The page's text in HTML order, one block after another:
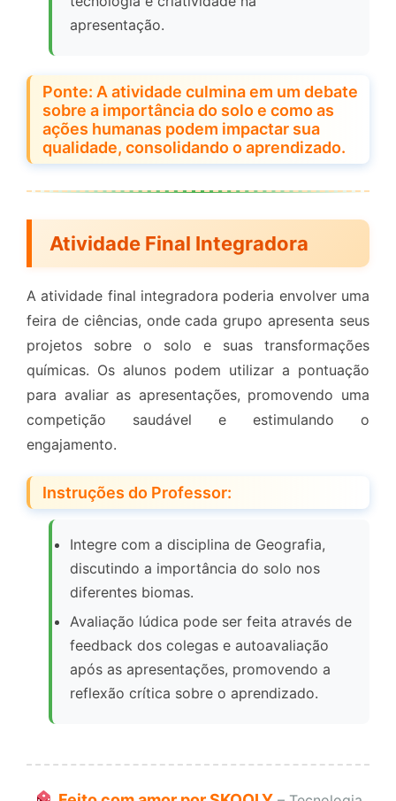
apresentação.
Ponte: A atividade culmina em um debate
sobre a importância do solo e como as
ações humanas podem impactar sua
qualidade, consolidando o aprendizado.
Atividade Final Integradora
A atividade final integradora poderia envolver uma
feira de ciências, onde cada grupo apresenta seus
projetos sobre o solo e suas transformações
químicas. Os alunos podem utilizar a pontuação
para avaliar as apresentações, promovendo uma
competição saudável e estimulando o
engajamento.
Instruções do Professor:
Integre com a disciplina de Geografia,
discutindo a importância do solo nos
diferentes biomas.
Avaliação lúdica pode ser feita através de
feedback dos colegas e autoavaliação
após as apresentações, promovendo a
reflexão crítica sobre o aprendizado.